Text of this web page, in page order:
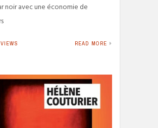
noir avec une économie de
READ MORE